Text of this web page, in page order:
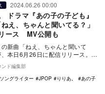
2024.06.26 00:00
ドラマ『あの子の子ども』
え、ちゃんと聞いてる？」
ース MV公開も
の新曲「ねえ、ちゃんと聞いて
本日6月26日に配信リリース。あ
も公開された。 りりあ。riria. …
ンド編集部
ングライター
JPOP りりあ。
あの子